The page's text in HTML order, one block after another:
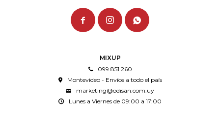
MIXUP
099 851 260
Montevideo - Envíos a todo el país
marketing@odisan.com.uy
Lunes a Viernes de 09:00 a 17:00
  